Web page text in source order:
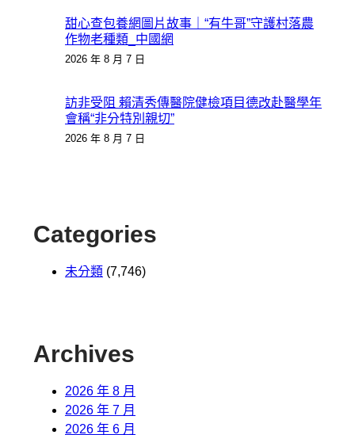
甜心查包養網圖片故事｜“有牛哥”守護村落農
作物老種類_中國網
2026 年 8 月 7 日
訪非受阻 賴清秀傳醫院健檢項目德改赴醫學年
會稱“非分特別親切”
2026 年 8 月 7 日
Categories
未分類 (7,746)
Archives
2026 年 8 月
2026 年 7 月
2026 年 6 月